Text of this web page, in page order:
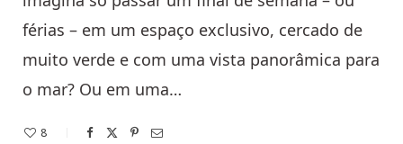
férias – em um espaço exclusivo, cercado de
muito verde e com uma vista panorâmica para
o mar? Ou em uma…
8